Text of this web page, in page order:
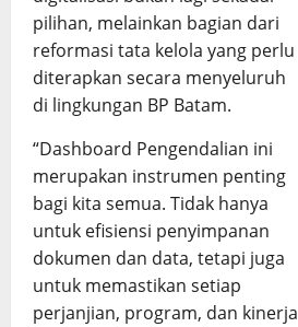
pilihan, melainkan bagian dari
reformasi tata kelola yang perlu
diterapkan secara menyeluruh
di lingkungan BP Batam.
“Dashboard Pengendalian ini
merupakan instrumen penting
bagi kita semua. Tidak hanya
untuk efisiensi penyimpanan
dokumen dan data, tetapi juga
untuk memastikan setiap
perjanjian, program, dan kinerja